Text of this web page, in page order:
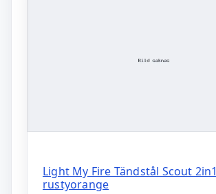
Light My Fire Tändstål Scout 2in1
rustyorange